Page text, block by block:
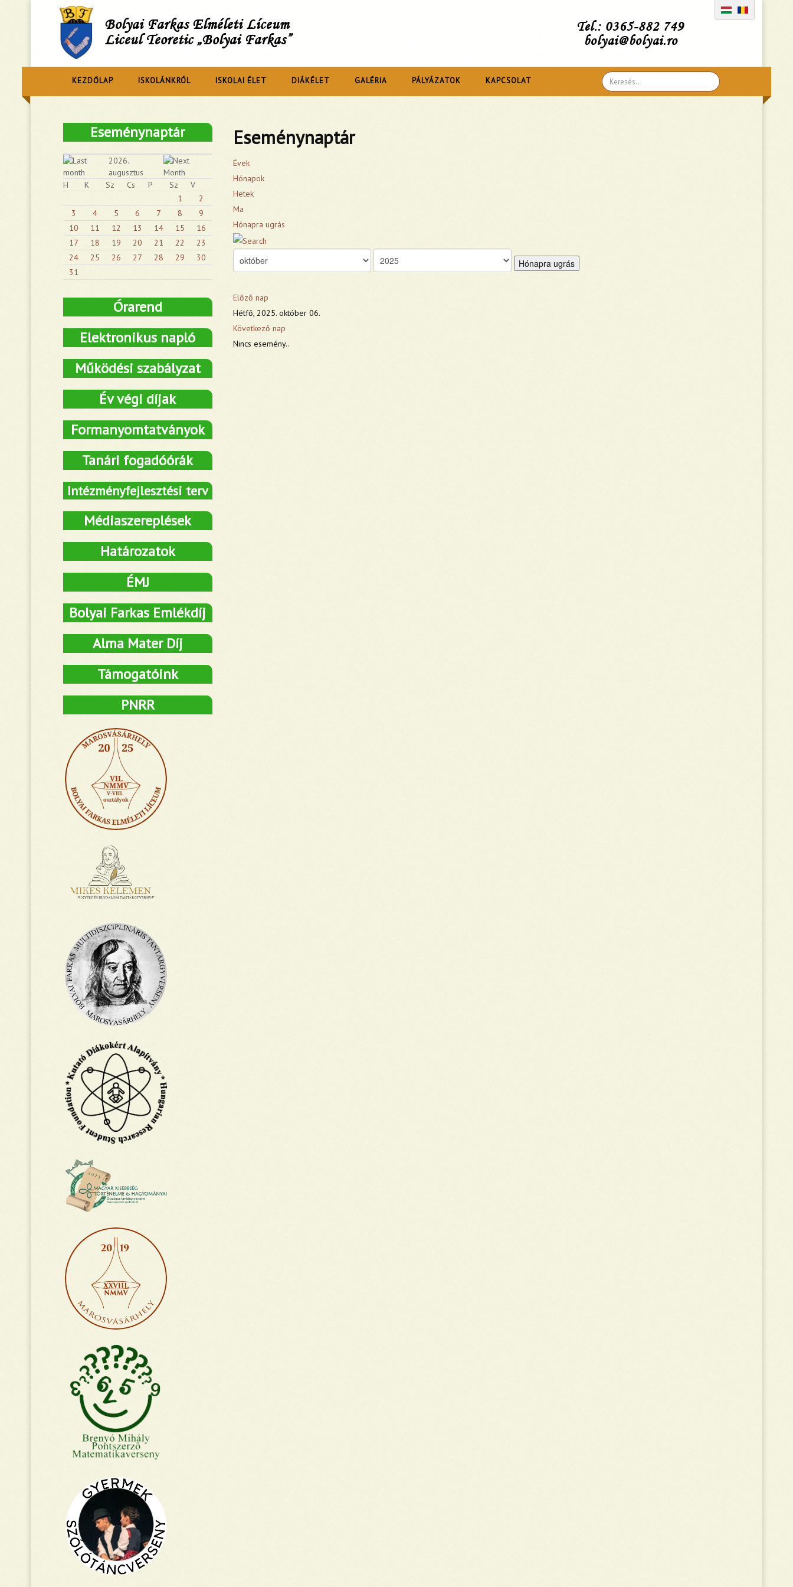
Bolyai Farkas Elméleti Líceum
Liceul Teoretic „Bolyai Farkas”
Tel.: 0365-882 749
bolyai@bolyai.ro
Search
...
KEZDŐLAP ISKOLÁNKRÓL ISKOLAI ÉLET DIÁKÉLET GALÉRIA PÁLYÁZATOK KAPCSOLAT
Eseménynaptár
Évek
Hónapok
Hetek
Ma
Hónapra ugrás
Hónapra ugrás
Előző nap
Hétfő, 2025. október 06.
Következő nap
Nincs esemény..
Eseménynaptár
2026.
augusztus
H
K Sz Cs P Sz
V
1
2
3
4 5 6 7 8
9
10
11 12 13 14 15
16
17
18 19 20 21 22
23
24
25 26 27 28 29
30
31
Órarend
Elektronikus napló
Működési szabályzat
Év végi díjak
Formanyomtatványok
Tanári fogadóórák
Intézményfejlesztési terv
Médiaszereplések
Határozatok
ÉMJ
Bolyai Farkas Emlékdíj
Alma Mater Díj
Támogatóink
PNRR